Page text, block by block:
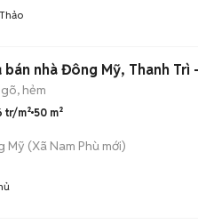
bán nhà Đông Mỹ, Thanh
hẻm
tr/m² 50 m²
Mỹ (Xã Nam Phù mới)